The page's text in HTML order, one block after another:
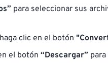
para seleccionar sus
clic en el botón
el botón “Descargar”